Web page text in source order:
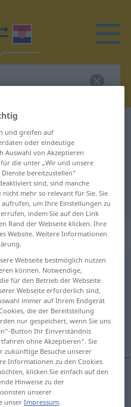
Übersetzung für
Übersetzung
anklicken/antippen)
und greifen auf
oder eindeutige
Auswahl von Akzeptieren
die unter „Wir und unsere
bereitzustellen“
sind, sind manche
mehr so relevant für Sie. Sie
um Ihre Einstellungen zu
indem Sie auf den Link
Rand der Webseite klicken. Ihre
Website. Weitere Informationen
Webseite bestmöglich nutzen
können. Notwendige,
für den Betrieb der Webseite
Webseite erforderlich sind,
immer auf Ihrem Endgerät
die der Bereitstellung
nur gespeichert, wenn Sie uns
Button Ihr Einverständnis
ohne Akzeptieren“. Sie
Besuche unserer
Informationen zu den Cookies
klicken Sie einfach auf den
Hinweise zu der
unserer
unserImpressum.